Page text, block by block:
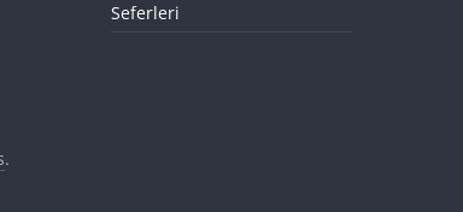
Seferleri
.